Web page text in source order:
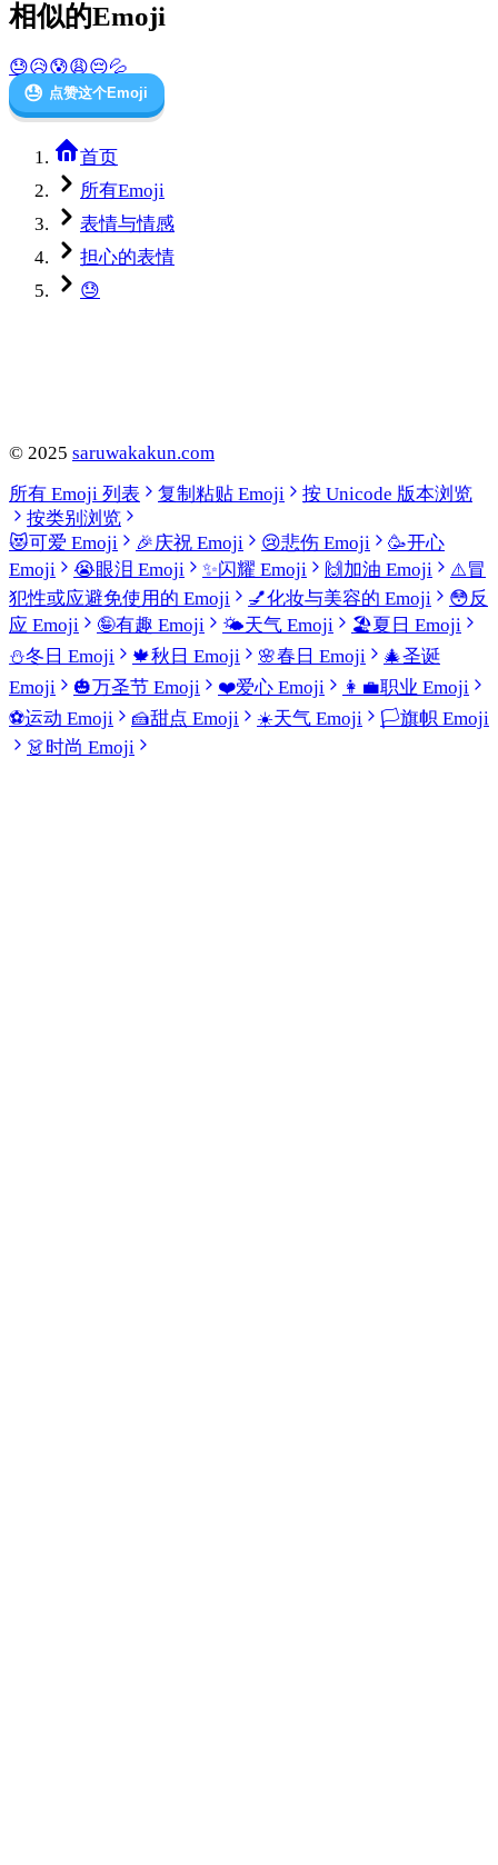
相似的Emoji
😓😥😰😩😔💦
😓 点赞这个Emoji
首页
所有Emoji
表情与情感
担心的表情
😓
© 2025 saruwakakun.com
所有 Emoji 列表
复制粘贴 Emoji
按 Unicode 版本浏览
按类别浏览
😻可爱 Emoji 🎉庆祝 Emoji 😢悲伤 Emoji 🥳开心
Emoji
😭眼泪 Emoji ✨闪耀 Emoji 🙌加油 Emoji ⚠️冒
犯性或应避免使用的 Emoji
💅化妆与美容的 Emoji 😳反
应 Emoji
🤪有趣 Emoji 🌤️天气 Emoji 🏖️夏日 Emoji
⛄冬日 Emoji 🍁秋日 Emoji 🌸春日 Emoji 🎄圣诞
Emoji
🎃万圣节 Emoji ❤️爱心 Emoji 👩‍💼职业 Emoji
⚽运动 Emoji 🍰甜点 Emoji ☀️天气 Emoji 🏳️旗帜 Emoji
👗时尚 Emoji